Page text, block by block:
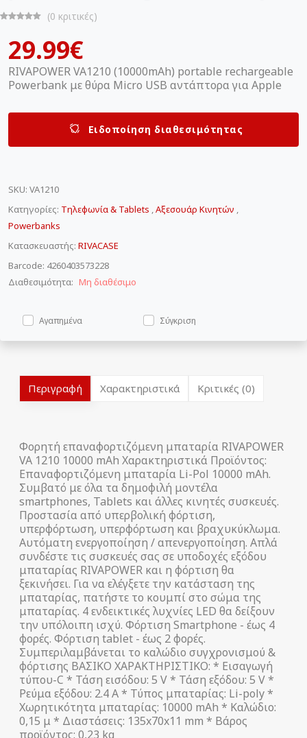
(0 κριτικές)
29.99€
RIVAPOWER VA1210 (10000mAh) portable rechargeable
Powerbank με θύρα Micro USB αντάπτορα για Apple
Ειδοποίηση διαθεσιμότητας
SKU: VA1210
Κατηγορίες: Τηλεφωνία & Tablets ,Αξεσουάρ Κινητών ,
Powerbanks
Κατασκευαστής: RIVACASE
Barcode: 4260403573228
Διαθεσιμότητα: Μη διαθέσιμο
Αγαπημένα Σύγκριση
Περιγραφή Χαρακτηριστικά Κριτικές (0)
Φορητή επαναφορτιζόμενη μπαταρία RIVAPOWER
VA 1210 10000 mAh Χαρακτηριστικά Προϊόντος:
Επαναφορτιζόμενη μπαταρία Li-Pol 10000 mAh.
Συμβατό με όλα τα δημοφιλή μοντέλα
smartphones, Tablets και άλλες κινητές συσκευές.
Προστασία από υπερβολική φόρτιση,
υπερφόρτωση, υπερφόρτωση και βραχυκύκλωμα.
Αυτόματη ενεργοποίηση / απενεργοποίηση. Απλά
συνδέστε τις συσκευές σας σε υποδοχές εξόδου
μπαταρίας RIVAPOWER και η φόρτιση θα
ξεκινήσει. Για να ελέγξετε την κατάσταση της
μπαταρίας, πατήστε το κουμπί στο σώμα της
μπαταρίας. 4 ενδεικτικές λυχνίες LED θα δείξουν
την υπόλοιπη ισχύ. Φόρτιση Smartphone - έως 4
φορές. Φόρτιση tablet - έως 2 φορές.
Συμπεριλαμβάνεται το καλώδιο συγχρονισμού &
φόρτισης ΒΑΣΙΚΟ ΧΑΡΑΚΤΗΡΙΣΤΙΚΟ: * Εισαγωγή
τύπου-C * Τάση εισόδου: 5 V * Τάση εξόδου: 5 V *
Ρεύμα εξόδου: 2.4 A * Τύπος μπαταρίας: Li-poly *
Χωρητικότητα μπαταρίας: 10000 mAh * Καλώδιο:
0,15 μ * Διαστάσεις: 135x70x11 mm * Βάρος
προϊόντος: 0,23 kg